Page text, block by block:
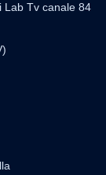
Lab Tv canale 84